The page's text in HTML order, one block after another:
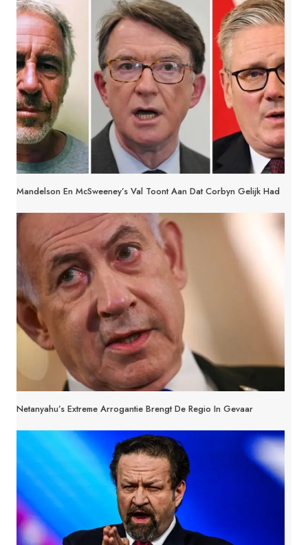
Mandelson En McSweeney’s Val Toont Aan Dat Corbyn Gelijk Had
Netanyahu’s Extreme Arrogantie Brengt De Regio In Gevaar